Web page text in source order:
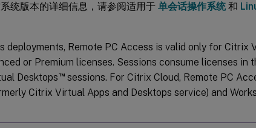
统版本的详细信息，请参阅适用于 单会话操作系统和
deployments, Remote PC Access is valid only for Citrix
or Premium licenses. Sessions consume licenses in
Desktops™sessions. For Citrix Cloud, Remote PC
Citrix Virtual Apps and Desktops service) and